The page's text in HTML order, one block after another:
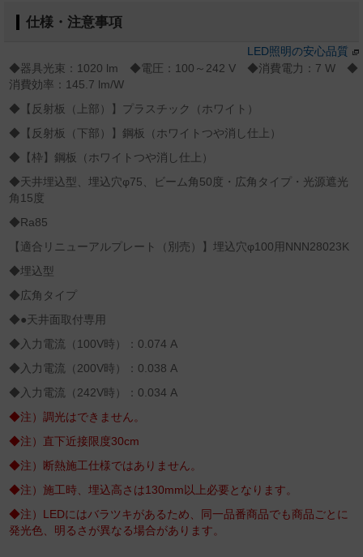
仕様・注意事項
LED照明の安心品質
◆器具光束：1020 lm ◆電圧：100～242 V ◆消費電力：7 W ◆
消費効率：145.7 lm/W
◆【反射板（上部）】プラスチック（ホワイト）
◆【反射板（下部）】鋼板（ホワイトつや消し仕上）
◆【枠】鋼板（ホワイトつや消し仕上）
◆天井埋込型、埋込穴φ75、ビーム角50度・広角タイプ・光源遮光
角15度
◆Ra85
【適合リニューアルプレート（別売）】埋込穴φ100用NNN28023K
◆埋込型
◆広角タイプ
◆●天井面取付専用
◆入力電流（100V時）：0.074 A
◆入力電流（200V時）：0.038 A
◆入力電流（242V時）：0.034 A
◆注）調光はできません。
◆注）直下近接限度30cm
◆注）断熱施工仕様ではありません。
◆注）施工時、埋込高さは130mm以上必要となります。
◆注）LEDにはバラツキがあるため、同一品番商品でも商品ごとに
発光色、明るさが異なる場合があります。